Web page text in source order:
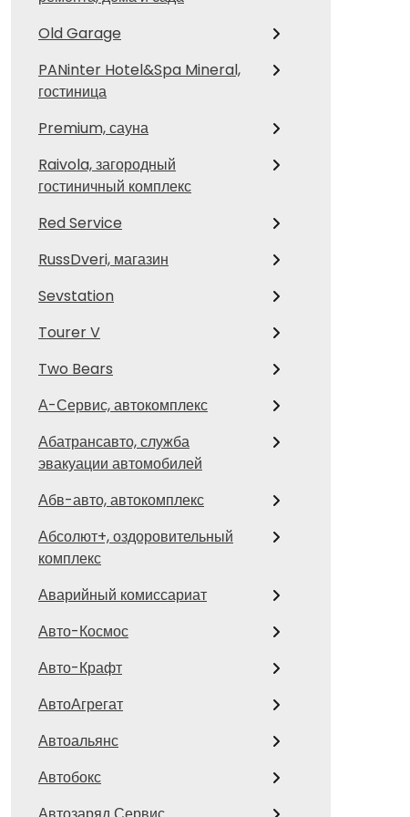
Old Garage
PANinter Hotel&Spa Mineral,
гостиница
Premium, сауна
Raivola, загородный
гостиничный комплекс
Red Service
RussDveri, магазин
Sevstation
Tourer V
Two Bears
А-Сервис, автокомплекс
Абатрансавто, служба
эвакуации автомобилей
Абв-авто, автокомплекс
Абсолют+, оздоровительный
комплекс
Аварийный комиссариат
Авто-Космос
Авто-Крафт
АвтоАгрегат
Автоальянс
Автобокс